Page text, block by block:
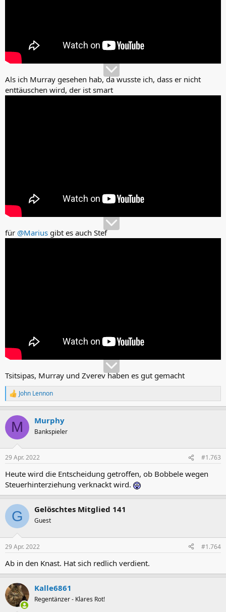
Als ich Murray gesehen hab, da wusste ich, dass er nicht
enttäuschen wird, der ist smart
für @Marius gibt es auch Stef
Tsitsipas, Murray und Zverev haben es gut gemacht
R
e
k
i
e
:
John Lennon
M Murphy
Bankspieler
29 Apr. 2022 #1.763
Heute wird die Entscheidung getroffen, ob Bobbele wegen
Steuerhinterziehung verknackt wird.
G Gelöschtes Mitglied 141
Guest
29 Apr. 2022 #1.764
Ab in den Knast. Hat sich redlich verdient.
Kalle6861
Regentänzer - Klares Rot!